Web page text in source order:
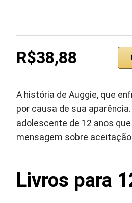
R$38,88
A história de Auggie, que
por causa de sua
adolescente de 12 anos
mensagem sobre
Livros para